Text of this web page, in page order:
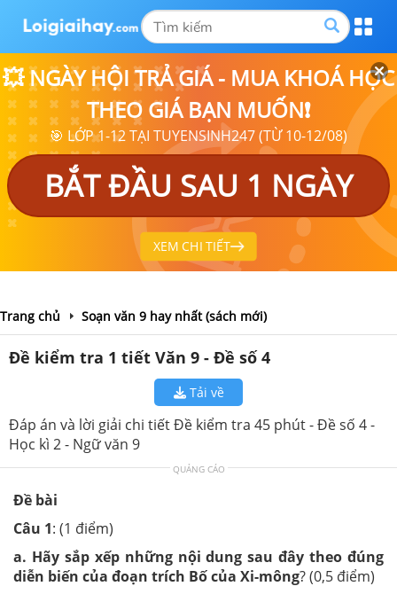
💥 NGÀY HỘI TRẢ GIÁ - MUA KHOÁ HỌC
THEO GIÁ BẠN MUỐN❗
🎯 LỚP 1-12 TẠI TUYENSINH247 (TỪ 10-12/08)
BẮT ĐẦU SAU 1 NGÀY
XEM CHI TIẾT
Trang chủ Soạn văn 9 hay nhất (sách mới)
Đề kiểm tra 1 tiết Văn 9 - Đề số 4
Tải về
Đáp án và lời giải chi tiết Đề kiểm tra 45 phút - Đề số 4 -
Học kì 2 - Ngữ văn 9
QUẢNG CÁO
Đề bài
Câu 1: (1 điểm)
a. Hãy sắp xếp những nội dung sau đây theo đúng
diễn biến của đoạn trích Bố của Xi-mông? (0,5 điểm)